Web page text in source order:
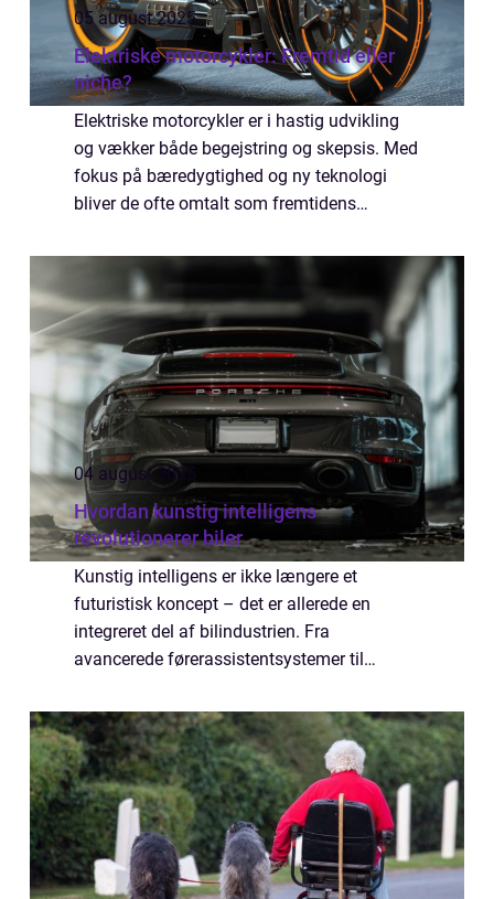
05 august 2025
Elektriske motorcykler: Fremtid eller
niche?
Elektriske motorcykler er i hastig udvikling
og vækker både begejstring og skepsis. Med
fokus på bæredygtighed og ny teknologi
bliver de ofte omtalt som fremtidens
for al...
04 august 2025
Hvordan kunstig intelligens
revolutionerer biler
Kunstig intelligens er ikke længere et
futuristisk koncept – det er allerede en
integreret del af bilindustrien. Fra
avancerede førerassistentsystemer til
den måde, vi ...